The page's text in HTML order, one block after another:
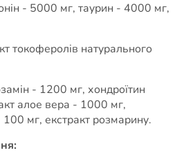
- 5000 мг, таурин - 4000 мг,
токоферолів натурального
- 1200 мг, хондроїтин
алое вера - 1000 мг,
мг, екстракт розмарину.